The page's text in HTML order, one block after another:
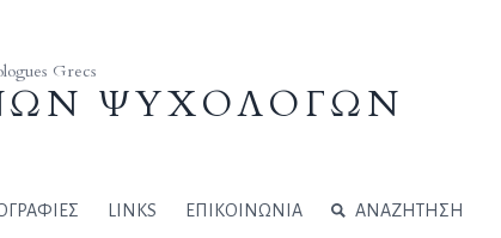
Grecs
ΨΥΧΟΛΟΓΩΝ
LINKS ΕΠΙΚΟΙΝΩΝΙΑ ΑΝΑΖΗΤΗΣΗ